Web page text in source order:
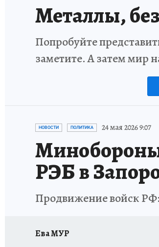
Металлы,
Попробуйте
заметите. А затем мир
НОВОСТИ ПОЛИТИКА 24 мая 2026 9:07
РЭБ в
Продвижение войск
Ева МУР